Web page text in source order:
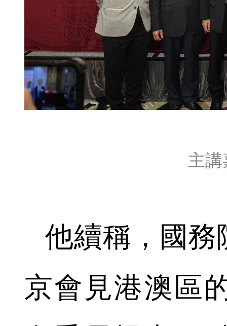
主
他續稱，國務
京會見港澳區